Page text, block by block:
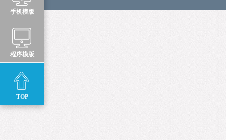
手机模版
程序模版
TOP